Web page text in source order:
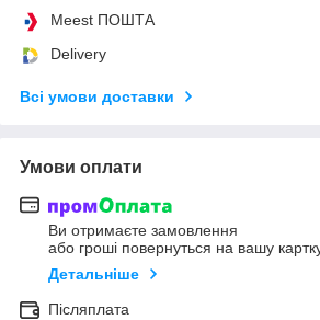
Meest ПОШТА
Delivery
Всі умови доставки
Умови оплати
Ви отримаєте замовлення
або гроші повернуться на вашу
Детальніше
Післяплата